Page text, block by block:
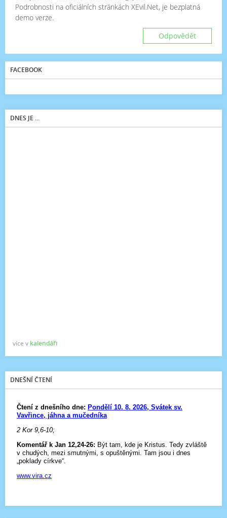
Podrobnosti na oficiálních stránkách XEvil.Net, je bezplatná
demo verze.
Odpovědět
FACEBOOK
DNES JE ...
více v kalendáři
DNEŠNÍ ČTENÍ